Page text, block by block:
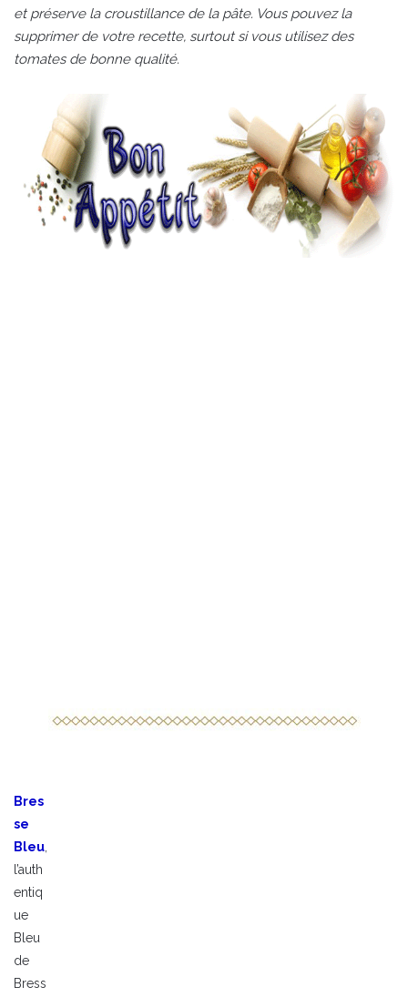
et préserve la croustillance de la pâte. Vous pouvez la
supprimer de votre recette, surtout si vous utilisez des
tomates de bonne qualité.
Bres
se
Bleu
l’auth
entiq
ue
Bleu
de
Bress